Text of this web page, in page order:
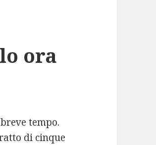
ora
tempo.
di cinque